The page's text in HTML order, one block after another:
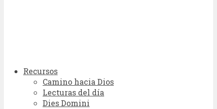
Recursos
Camino hacia Dios
Lecturas del día
Dies Domini